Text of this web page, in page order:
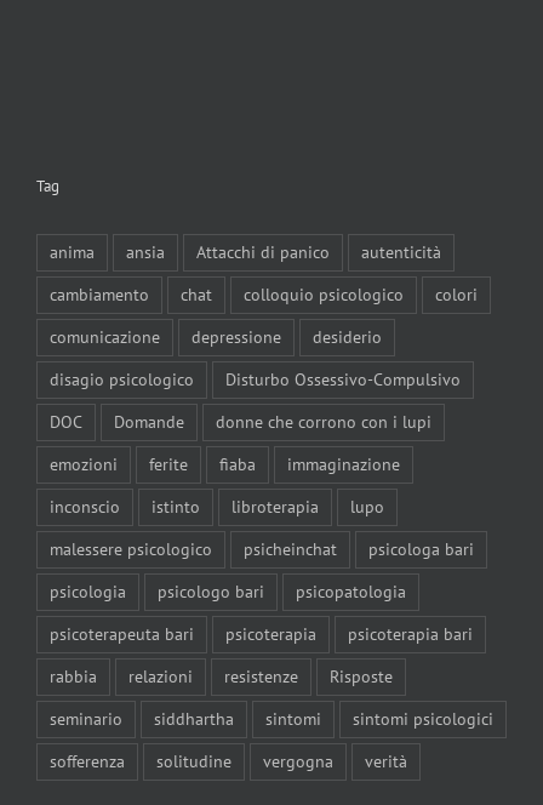
Tag
anima ansia Attacchi di panico
autenticità
cambiamento
chat colloquio psicologico
colori
comunicazione
depressione
desiderio
disagio psicologico
Disturbo Ossessivo-Compulsivo
DOC
Domande
donne che corrono con i lupi
emozioni
ferite fiaba
immaginazione
inconscio
istinto libroterapia
lupo
malessere psicologico
psicheinchat
psicologa bari
psicologia
psicologo bari
psicopatologia
psicoterapeuta bari
psicoterapia
psicoterapia bari
rabbia
relazioni resistenze
Risposte
seminario
siddhartha sintomi
sintomi psicologici
sofferenza
solitudine vergogna verità